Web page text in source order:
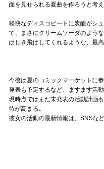
面を見せられる夏曲を作ろうと考
軽快なディスコビートに炭酸がシ
て、まさにクリームソーダのよう
はじき飛ばしてくれるような、最
今後は夏のコミックマーケットに
発表も予定するなど、ますます活
現時点ではまだ未発表の活動計画
待が高まる。
彼女の活動の最新情報は、SNSな